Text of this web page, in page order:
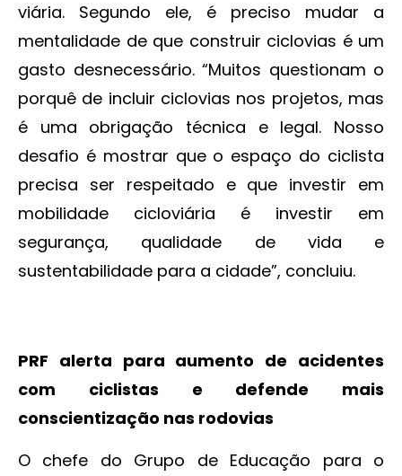
viária. Segundo ele, é preciso mudar a
mentalidade de que construir ciclovias é um
gasto desnecessário. “Muitos questionam o
porquê de incluir ciclovias nos projetos, mas
é uma obrigação técnica e legal. Nosso
desafio é mostrar que o espaço do ciclista
precisa ser respeitado e que investir em
mobilidade cicloviária é investir em
segurança, qualidade de vida e
sustentabilidade para a cidade”, concluiu.
PRF alerta para aumento de acidentes
com ciclistas e defende mais
conscientização nas rodovias
O chefe do Grupo de Educação para o